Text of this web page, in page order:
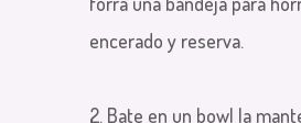
encerado y reserva.
2. Bate en un bowl la